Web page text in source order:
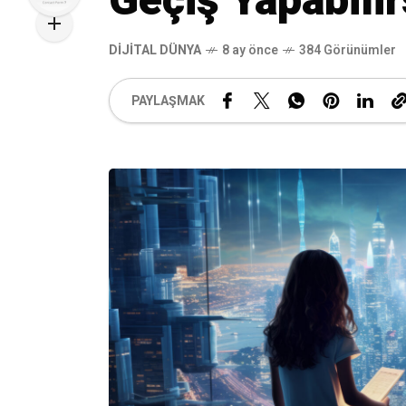
DIJITAL DÜNYA 8 ay önce 384 Görünümler
PAYLAŞMAK